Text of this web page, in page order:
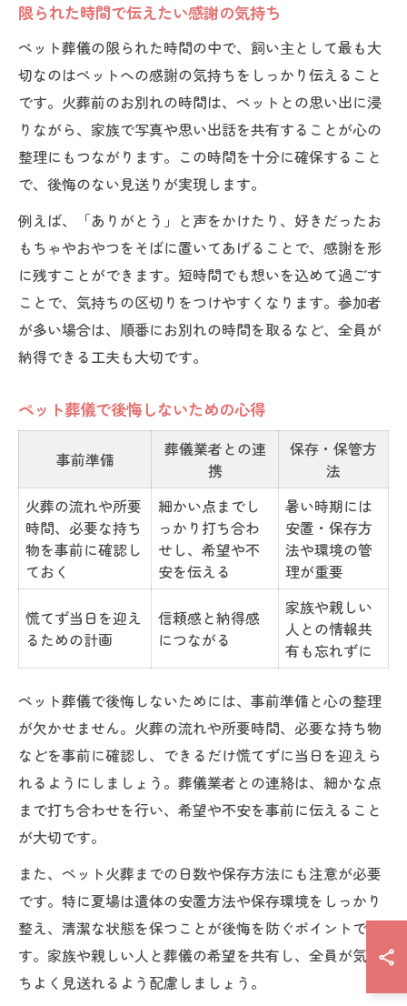
限られた時間で伝えたい感謝の気持ち
ペット葬儀の限られた時間の中で、飼い主として最も大
切なのはペットへの感謝の気持ちをしっかり伝えること
です。火葬前のお別れの時間は、ペットとの思い出に浸
りながら、家族で写真や思い出話を共有することが心の
整理にもつながります。この時間を十分に確保すること
で、後悔のない見送りが実現します。
例えば、「ありがとう」と声をかけたり、好きだったお
もちゃやおやつをそばに置いてあげることで、感謝を形
に残すことができます。短時間でも想いを込めて過ごす
ことで、気持ちの区切りをつけやすくなります。参加者
が多い場合は、順番にお別れの時間を取るなど、全員が
納得できる工夫も大切です。
ペット葬儀で後悔しないための心得
事前準備
葬儀業者との連
携
保存・保管方
法
火葬の流れや所要
時間、必要な持ち
物を事前に確認し
ておく
細かい点までし
っかり打ち合わ
せし、希望や不
安を伝える
暑い時期には
安置・保存方
法や環境の管
理が重要
慌てず当日を迎え
るための計画
信頼感と納得感
につながる
家族や親しい
人との情報共
有も忘れずに
ペット葬儀で後悔しないためには、事前準備と心の整理
が欠かせません。火葬の流れや所要時間、必要な持ち物
などを事前に確認し、できるだけ慌てずに当日を迎えら
れるようにしましょう。葬儀業者との連絡は、細かな点
まで打ち合わせを行い、希望や不安を事前に伝えること
が大切です。
また、ペット火葬までの日数や保存方法にも注意が必要
です。特に夏場は遺体の安置方法や保存環境をしっかり
整え、清潔な状態を保つことが後悔を防ぐポイントで
す。家族や親しい人と葬儀の希望を共有し、全員が気持
ちよく見送れるよう配慮しましょう。